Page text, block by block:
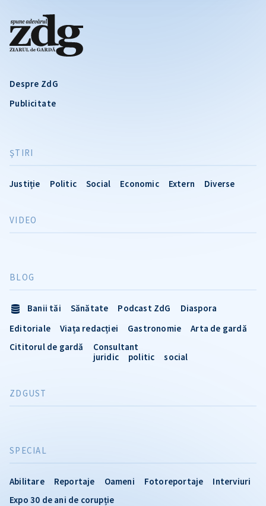
Despre ZdG
Publicitate
ŞTIRI
Justiție Politic Social Economic Extern Diverse
VIDEO
SPECIAL
Abilitare Reportaje Oameni Fotoreportaje
Interviuri
Expo 30 de ani de corupție
BLOG
Banii tăi Sănătate Podcast ZdG
Diaspora
Editoriale
Viața redacției Gastronomie
Arta de gardă
Cititorul de gardă
Consultant
juridic
politic social
ZDGUST